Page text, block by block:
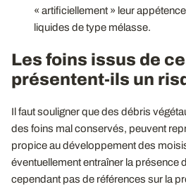
« artificiellement » leur
liquides de type mélasse.
Les foins issus de
présentent-ils un
Il faut souligner que des débris
des foins mal conservés, peuvent
propice au développement des
éventuellement entraîner la présence
cependant pas de références sur la